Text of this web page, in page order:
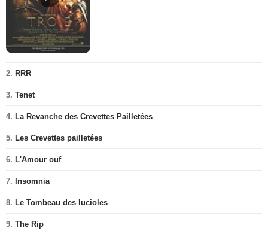
2. RRR
3. Tenet
4. La Revanche des Crevettes Pailletées
5. Les Crevettes pailletées
6. L'Amour ouf
7. Insomnia
8. Le Tombeau des lucioles
9. The Rip